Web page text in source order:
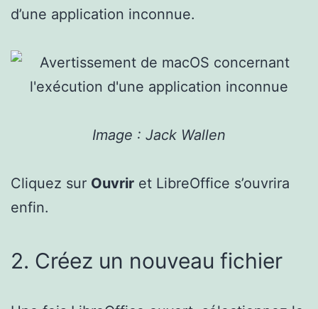
d’une application inconnue.
Image : Jack Wallen
Cliquez sur Ouvrir et LibreOffice s’ouvrira
enfin.
2. Créez un nouveau fichier